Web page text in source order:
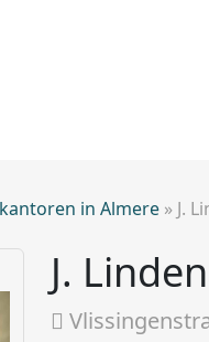
in Almere » J.
J.